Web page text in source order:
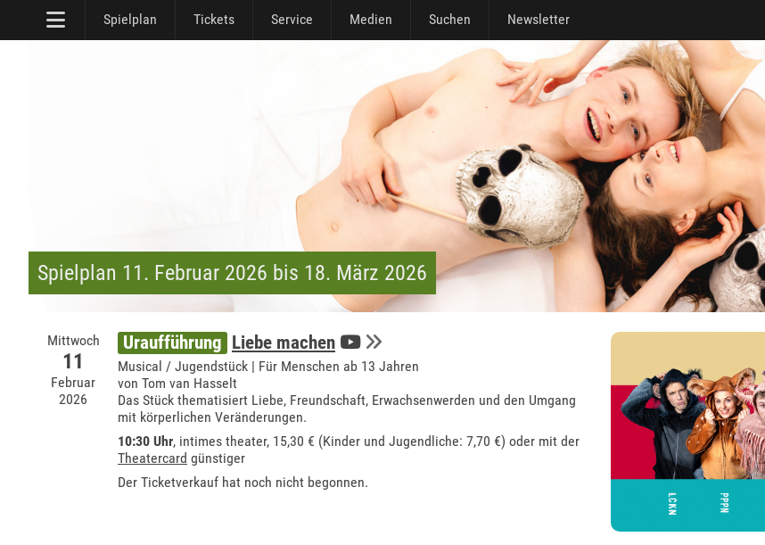
Spielplan Tickets Service Medien Suchen Newsletter
Spielplan 11. Februar 2026 bis 18. März 2026
Mittwoch
11
Februar
2026
Uraufführung Liebe machen
Musical / Jugendstück | Für Menschen ab 13 Jahren
von Tom van Hasselt
Das Stück thematisiert Liebe, Freundschaft, Erwachsenwerden und den Umgang
mit körperlichen Veränderungen.
10:30 Uhr, intimes theater, 15,30 € (Kinder und Jugendliche: 7,70 €) oder mit der
Theatercard günstiger
Der Ticketverkauf hat noch nicht begonnen.